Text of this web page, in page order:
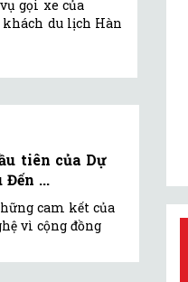
gọi xe của
du lịch Hàn
tiên của Dự
Đến ...
cam kết của
vì cộng đồng